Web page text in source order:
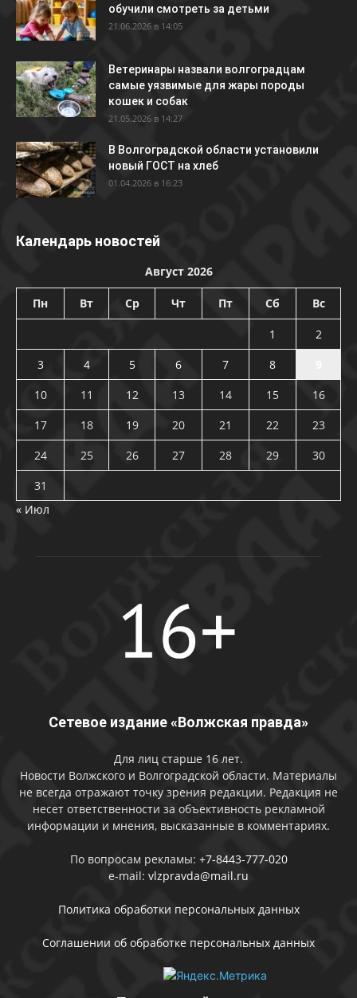
обучили смотреть за детьми
21.06.2026 в 14:05
Ветеринары назвали волгоградцам
самые уязвимые для жары породы
кошек и собак
21.05.2026 в 14:27
В Волгоградской области установили
новый ГОСТ на хлеб
01.04.2026 в 16:23
Календарь новостей
Август 2026
Пн Вт Ср Чт Пт Сб Вс
1
2
3
4 5 6 7 8
10
11 12 13 14 15
16
17
18 19 20 21 22
23
24
25 26 27 28 29
30
31
« Июл
Сетевое издание «Волжская правда»
Для лиц старше 16 лет.
Новости Волжского и Волгоградской области. Материалы
не всегда отражают точку зрения редакции. Редакция не
несет ответственности за объективность рекламной
информации и мнения, высказанные в комментариях.
По вопросам рекламы: +7-8443-777-020
e-mail: vlzpravda@mail.ru
Политика обработки персональных данных
Соглашении об обработке персональных данных